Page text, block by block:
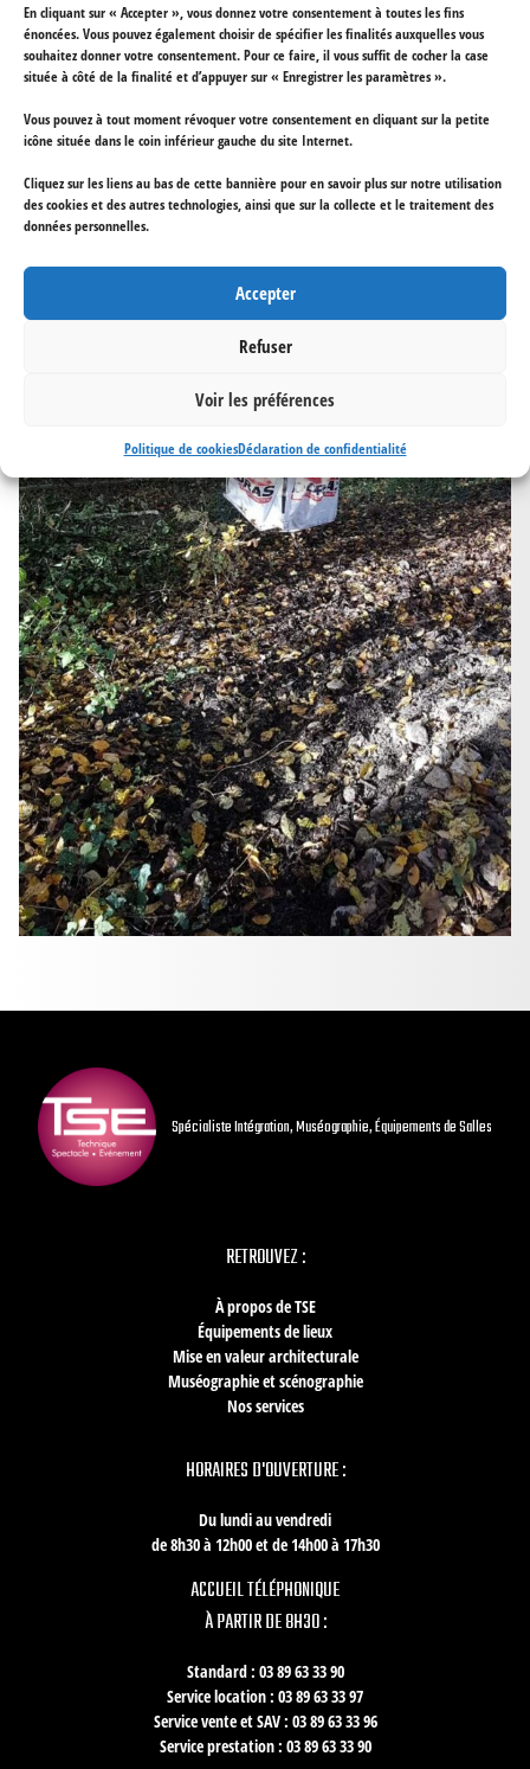
En cliquant sur « Accepter », vous donnez votre consentement à toutes les fins
énoncées. Vous pouvez également choisir de spécifier les finalités auxquelles vous
souhaitez donner votre consentement. Pour ce faire, il vous suffit de cocher la case
située à côté de la finalité et d’appuyer sur « Enregistrer les paramètres ».
Vous pouvez à tout moment révoquer votre consentement en cliquant sur la petite
icône située dans le coin inférieur gauche du site Internet.
Cliquez sur les liens au bas de cette bannière pour en savoir plus sur notre utilisation
des cookies et des autres technologies, ainsi que sur la collecte et le traitement des
données personnelles.
Accepter
Refuser
Voir les préférences
Politique de cookiesDéclaration de confidentialité
Spécialiste Intégration, Muséographie, Équipements de Salles
RETROUVEZ :
À propos de TSE
Équipements de lieux
Mise en valeur architecturale
Muséographie et scénographie
Nos services
HORAIRES D'OUVERTURE :
Du lundi au vendredi
de 8h30 à 12h00 et de 14h00 à 17h30
ACCUEIL TÉLÉPHONIQUE
À PARTIR DE 8H30 :
Standard : 03 89 63 33 90
Service location : 03 89 63 33 97
Service vente et SAV : 03 89 63 33 96
Service prestation : 03 89 63 33 90